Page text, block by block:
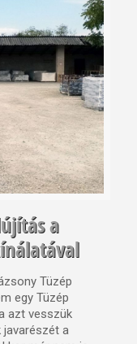
a
Tüzép
egy Tüzép
azt vesszük
javarészét a